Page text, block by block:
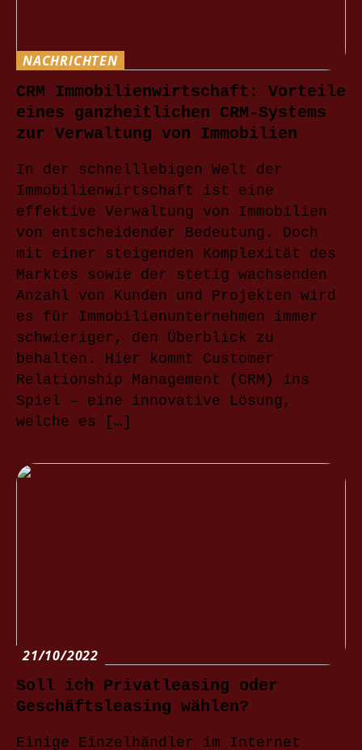
NACHRICHTEN
CRM Immobilienwirtschaft: Vorteile
eines ganzheitlichen CRM-Systems
zur Verwaltung von Immobilien
In der schnelllebigen Welt der
Immobilienwirtschaft ist eine
effektive Verwaltung von Immobilien
von entscheidender Bedeutung. Doch
mit einer steigenden Komplexität des
Marktes sowie der stetig wachsenden
Anzahl von Kunden und Projekten wird
es für Immobilienunternehmen immer
schwieriger, den Überblick zu
behalten. Hier kommt Customer
Relationship Management (CRM) ins
Spiel – eine innovative Lösung,
welche es […]
21/10/2022
Soll ich Privatleasing oder
Geschäftsleasing wählen?
Einige Einzelhändler im Internet